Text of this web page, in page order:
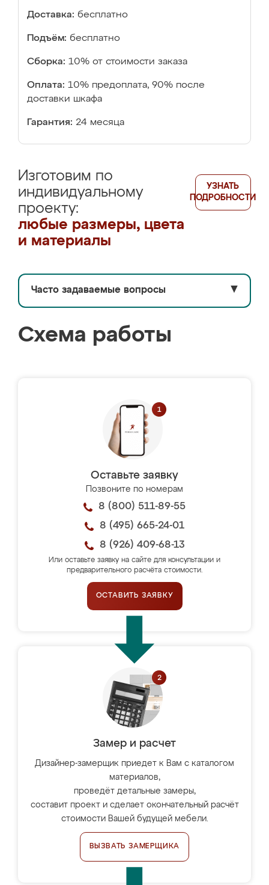
Доставка: бесплатно
Подъём: бесплатно
Сборка: 10% от стоимости заказа
Оплата: 10% предоплата, 90% после
доставки шкафа
Гарантия: 24 месяца
Изготовим по
индивидуальному
проекту:
любые размеры, цвета
и материалы
УЗНАТЬ
ПОДРОБНОСТИ
Часто задаваемые вопросы ▼
Схема работы
Оставьте заявку
Позвоните по номерам
8 (800) 511-89-55
8 (495) 665-24-01
8 (926) 409-68-13
Или оставьте заявку на сайте для консультации и
предварительного расчёта стоимости.
ОСТАВИТЬ ЗАЯВКУ
Замер и расчет
Дизайнер-замерщик приедет к Вам с каталогом
материалов,
проведёт детальные замеры,
составит проект и сделает окончательный расчёт
стоимости Вашей будущей мебели.
ВЫЗВАТЬ ЗАМЕРЩИКА